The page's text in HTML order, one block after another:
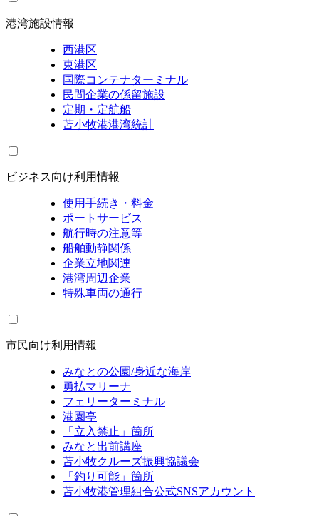
港湾施設情報
西港区
東港区
国際コンテナターミナル
民間企業の係留施設
定期・定航船
苫小牧港港湾統計
ビジネス向け利用情報
使用手続き・料金
ポートサービス
航行時の注意等
船舶動静関係
企業立地関連
港湾周辺企業
特殊車両の通行
市民向け利用情報
みなとの公園/身近な海岸
勇払マリーナ
フェリーターミナル
港園亭
「立入禁止」箇所
みなと出前講座
苫小牧クルーズ振興協議会
「釣り可能」箇所
苫小牧港管理組合公式SNSアカウント